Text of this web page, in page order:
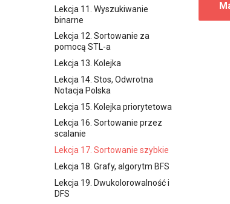
Lekcja 14. Wyszukiwanie
binarne
Lekcja 15. Wyszukiwanie
binarne po wyniku
Lekcja 16. Programowanie
zachłanne i dynamiczne
(Część 1)
Lekcja 17. Programowanie
zachłanne i dynamiczne
(Część 2)
Lekcja 18. Struktury danych
(Część 1)
Lekcja 19. Struktury danych
(Część 2)
Lekcja 20. Powtórzenie
Lekcja 11. Wyszukiwanie
binarne
Lekcja 12. Sortowanie za
pomocą STL-a
Lekcja 13. Kolejka
Lekcja 14. Stos, Odwrotna
Notacja Polska
Lekcja 15. Kolejka priorytetowa
Lekcja 16. Sortowanie przez
scalanie
Lekcja 17. Sortowanie szybkie
Lekcja 18. Grafy, algorytm BFS
Lekcja 19. Dwukolorowalność i
DFS